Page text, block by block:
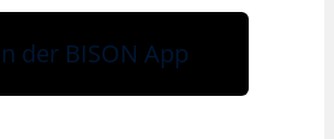
der BISON App